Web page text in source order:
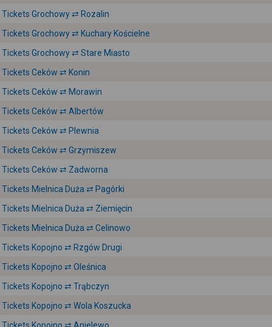
Tickets Grochowy ⇄ Rozalin
Tickets Grochowy ⇄ Kuchary Kościelne
Tickets Grochowy ⇄ Stare Miasto
Tickets Ceków ⇄ Konin
Tickets Ceków ⇄ Morawin
Tickets Ceków ⇄ Albertów
Tickets Ceków ⇄ Plewnia
Tickets Ceków ⇄ Grzymiszew
Tickets Ceków ⇄ Zadworna
Tickets Mielnica Duża ⇄ Pagórki
Tickets Mielnica Duża ⇄ Ziemięcin
Tickets Mielnica Duża ⇄ Celinowo
Tickets Kopojno ⇄ Rzgów Drugi
Tickets Kopojno ⇄ Oleśnica
Tickets Kopojno ⇄ Trąbczyn
Tickets Kopojno ⇄ Wola Koszucka